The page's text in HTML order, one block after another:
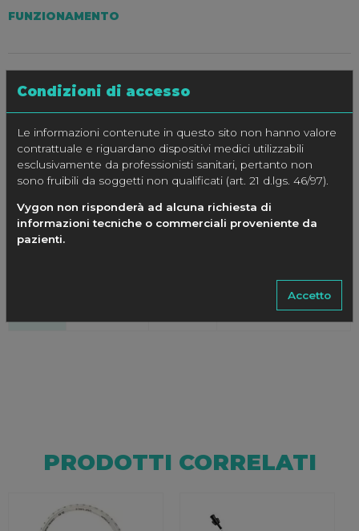
Condizioni di accesso
Le informazioni contenute in questo sito non hanno valore
contrattuale e riguardano dispositivi medici utilizzabili
esclusivamente da professionisti sanitari, pertanto non
sono fruibili da soggetti non qualificati (art. 21 d.lgs. 46/97).
Vygon non risponderà ad alcuna richiesta di
informazioni tecniche o commerciali proveniente da
pazienti.
Accetto
FUNZIONAMENTO
10 pezzi
SPECIFICHE
CODICE LUNGHEZZA INDICAZIONI
da 4.0 a 5.0 mm
da 2.5 a 3.5 mm
PRODOTTI CORRELATI